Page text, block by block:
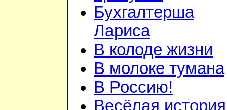
Бухгалтерша
Лариса
В колоде жизни
В молоке тумана
В Россию!
Весёлая история